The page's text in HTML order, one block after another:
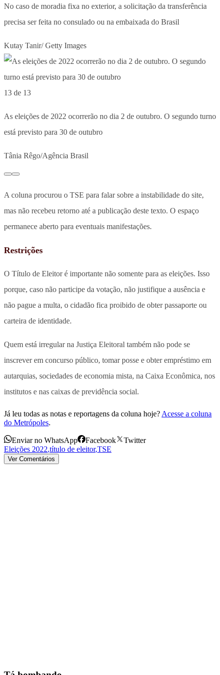
No caso de moradia fixa no exterior, a solicitação da transferência
precisa ser feita no consulado ou na embaixada do Brasil
Kutay Tanir/ Getty Images
13 de 13
As eleições de 2022 ocorrerão no dia 2 de outubro. O segundo turno
está previsto para 30 de outubro
Tânia Rêgo/Agência Brasil
A coluna procurou o TSE para falar sobre a instabilidade do site,
mas não recebeu retorno até a publicação deste texto. O espaço
permanece aberto para eventuais manifestações.
Restrições
O Título de Eleitor é importante não somente para as eleições. Isso
porque, caso não participe da votação, não justifique a ausência e
não pague a multa, o cidadão fica proibido de obter passaporte ou
carteira de identidade.
Quem está irregular na Justiça Eleitoral também não pode se
inscrever em concurso público, tomar posse e obter empréstimo em
autarquias, sociedades de economia mista, na Caixa Econômica, nos
institutos e nas caixas de previdência social.
Já leu todas as notas e reportagens da coluna hoje? Acesse a coluna
do Metrópoles.
Enviar no WhatsApp Facebook
Twitter
Eleições 2022,título de eleitor,TSE
Ver Comentários